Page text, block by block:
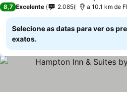
8,7 Excelente 2.085 a 10.1 km de
Selecione as datas para ver os
exatos.